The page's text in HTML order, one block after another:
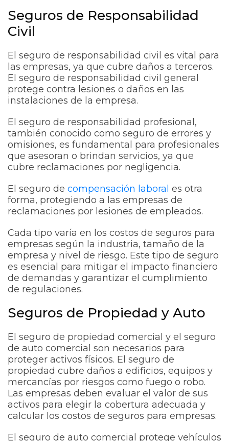
Seguros de Responsabilidad
Civil
El seguro de responsabilidad civil es vital para
las empresas, ya que cubre daños a terceros.
El seguro de responsabilidad civil general
protege contra lesiones o daños en las
instalaciones de la empresa.
El seguro de responsabilidad profesional,
también conocido como seguro de errores y
omisiones, es fundamental para profesionales
que asesoran o brindan servicios, ya que
cubre reclamaciones por negligencia.
El seguro de compensación laboral es otra
forma, protegiendo a las empresas de
reclamaciones por lesiones de empleados.
Cada tipo varía en los costos de seguros para
empresas según la industria, tamaño de la
empresa y nivel de riesgo. Este tipo de seguro
es esencial para mitigar el impacto financiero
de demandas y garantizar el cumplimiento
de regulaciones.
Seguros de Propiedad y Auto
El seguro de propiedad comercial y el seguro
de auto comercial son necesarios para
proteger activos físicos. El seguro de
propiedad cubre daños a edificios, equipos y
mercancías por riesgos como fuego o robo.
Las empresas deben evaluar el valor de sus
activos para elegir la cobertura adecuada y
calcular los costos de seguros para empresas.
El seguro de auto comercial protege vehículos